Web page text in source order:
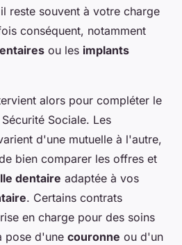
reste souvent à votre charge
conséquent, notamment
ou les implants
alors pour compléter le
Sociale. Les
d'une mutuelle à l'autre,
bien comparer les offres et
dentaire adaptée à vos
. Certains contrats
en charge pour des soins
pose d'une couronne ou d'un